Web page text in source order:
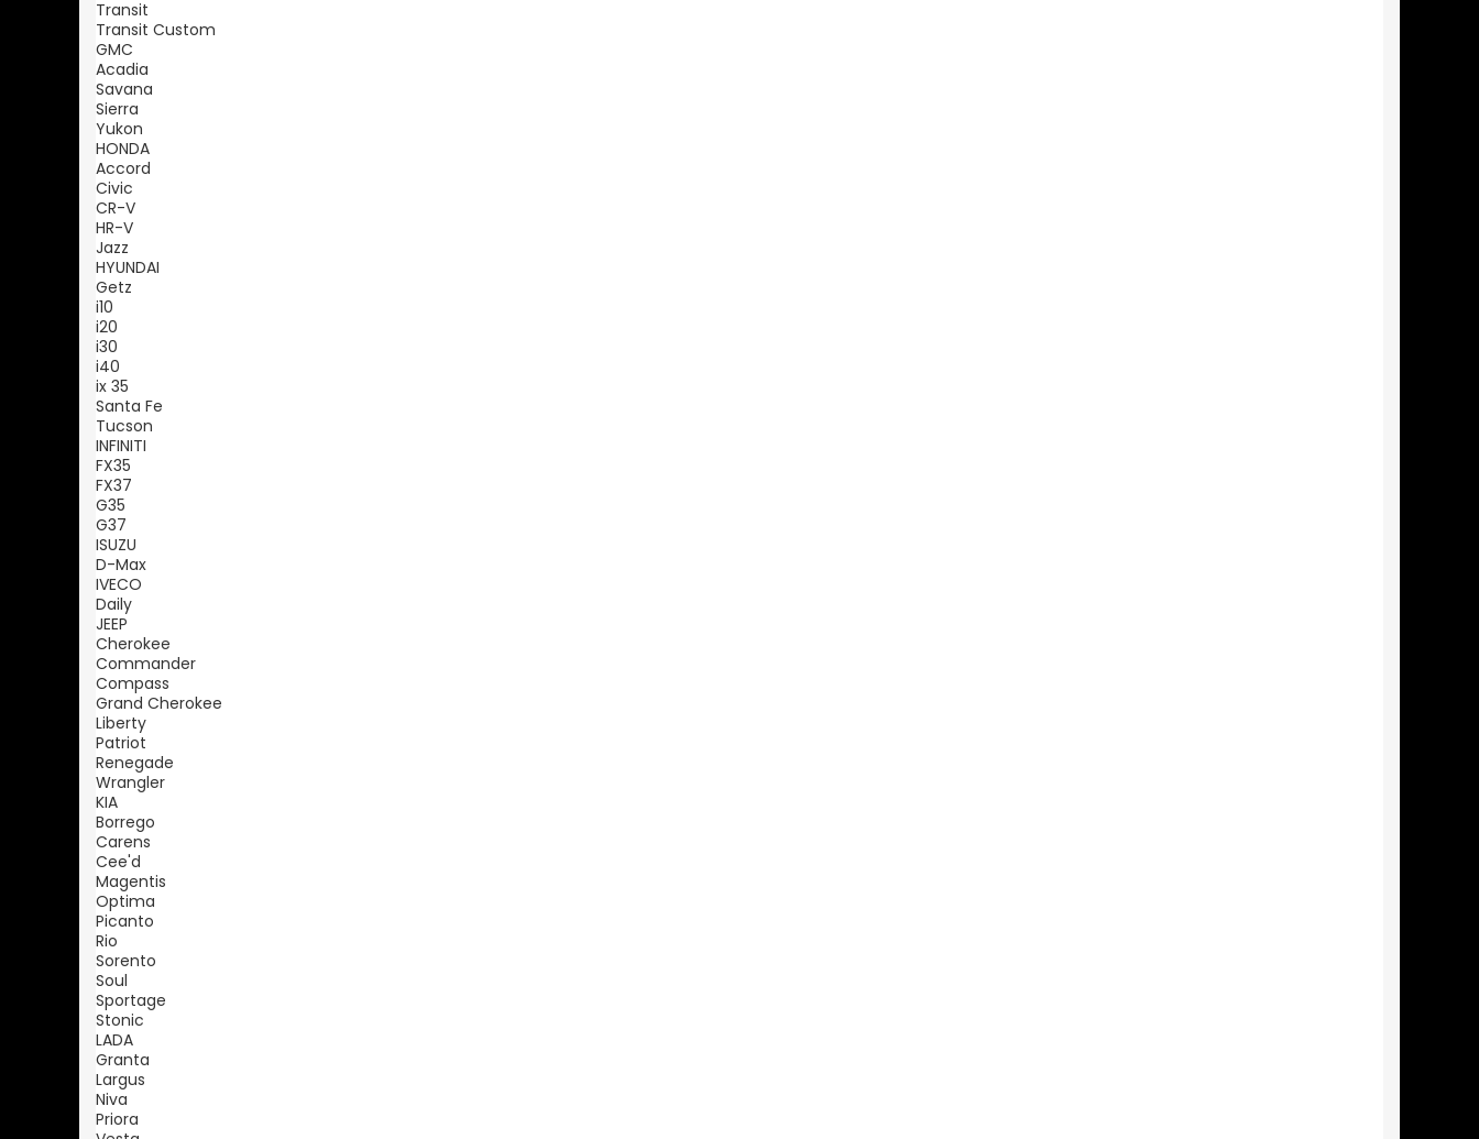
Transit
Transit Custom
GMC
Acadia
Savana
Sierra
Yukon
HONDA
Accord
Civic
CR-V
HR-V
Jazz
HYUNDAI
Getz
i10
i20
i30
i40
ix 35
Santa Fe
Tucson
INFINITI
FX35
FX37
G35
G37
ISUZU
D-Max
IVECO
Daily
JEEP
Cherokee
Commander
Compass
Grand Cherokee
Liberty
Patriot
Renegade
Wrangler
KIA
Borrego
Carens
Cee'd
Magentis
Optima
Picanto
Rio
Sorento
Soul
Sportage
Stonic
LADA
Granta
Largus
Niva
Priora